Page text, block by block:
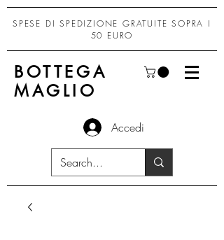
SPESE DI SPEDIZIONE GRATUITE SOPRA I
50 EURO
BOTTEGA
MAGLIO
Accedi